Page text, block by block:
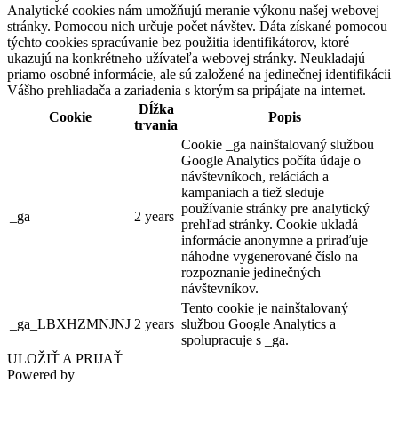
Analytické cookies nám umožňujú meranie výkonu našej webovej
stránky. Pomocou nich určuje počet návštev. Dáta získané pomocou
týchto cookies spracúvanie bez použitia identifikátorov, ktoré
ukazujú na konkrétneho užívateľa webovej stránky. Neukladajú
priamo osobné informácie, ale sú založené na jedinečnej identifikácii
Vášho prehliadača a zariadenia s ktorým sa pripájate na internet.
Cookie
Dĺžka
trvania
Popis
_ga 2 years
Cookie _ga nainštalovaný službou
Google Analytics počíta údaje o
návštevníkoch, reláciách a
kampaniach a tiež sleduje
používanie stránky pre analytický
prehľad stránky. Cookie ukladá
informácie anonymne a priraďuje
náhodne vygenerované číslo na
rozpoznanie jedinečných
návštevníkov.
_ga_LBXHZMNJNJ 2 years
Tento cookie je nainštalovaný
službou Google Analytics a
spolupracuje s _ga.
ULOŽIŤ A PRIJAŤ
Powered by